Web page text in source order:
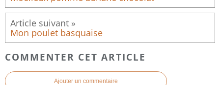
Mon poulet basquaise
COMMENTER CET ARTICLE
Ajouter un commentaire